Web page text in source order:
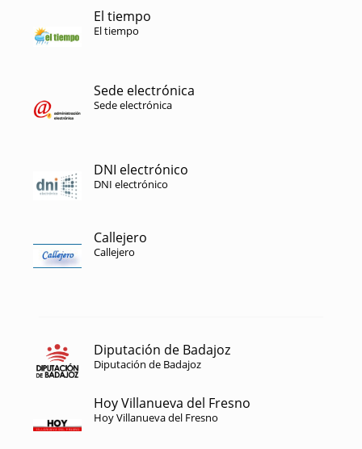
El tiempo
El tiempo
Sede electrónica
Sede electrónica
DNI electrónico
DNI electrónico
Callejero
Callejero
Diputación de Badajoz
Diputación de Badajoz
Hoy Villanueva del Fresno
Hoy Villanueva del Fresno